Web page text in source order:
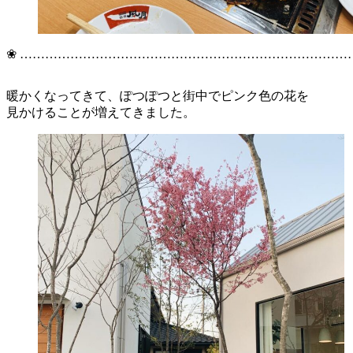
❀
暖かくなってきて、ぽつぽつと街中でピンク色の花を
見かけることが増えてきました。